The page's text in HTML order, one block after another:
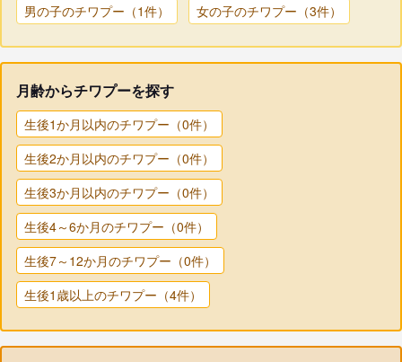
男の子のチワプー（1件） 女の子のチワプー（3件）
月齢からチワプーを探す
生後1か月以内のチワプー（0件）
生後2か月以内のチワプー（0件）
生後3か月以内のチワプー（0件）
生後4～6か月のチワプー（0件）
生後7～12か月のチワプー（0件）
生後1歳以上のチワプー（4件）